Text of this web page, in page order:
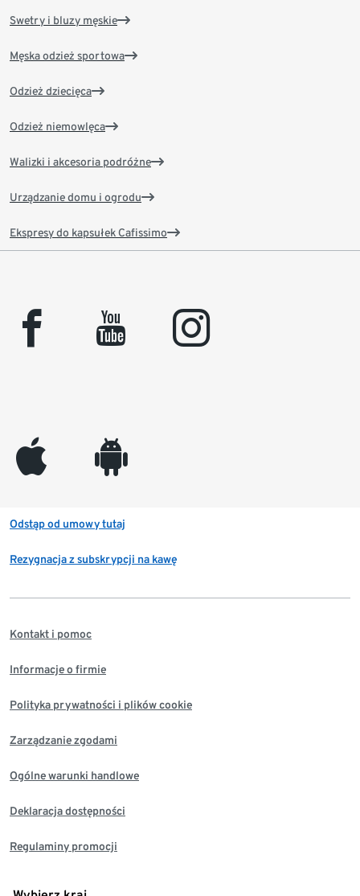
Swetry i bluzy męskie
Męska odzież sportowa
Odzież dziecięca
Odzież niemowlęca
Walizki i akcesoria podróżne
Urządzanie domu i ogrodu
Ekspresy do kapsułek Cafissimo
facebook youtube instagram
appleinc android
Odstąp od umowy tutaj
Rezygnacja z subskrypcji na kawę
Kontakt i pomoc
Informacje o firmie
Polityka prywatności i plików cookie
Zarządzanie zgodami
Ogólne warunki handlowe
Deklaracja dostępności
Regulaminy promocji